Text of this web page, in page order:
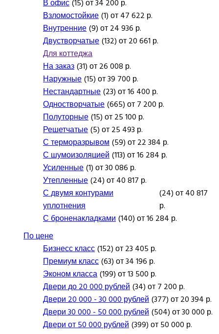
В офис(15) от 34 200 р.
Взломостойкие(1) от 47 622 р.
Внутренние(9) от 24 936 р.
Двустворчатые(132) от 20 661 р.
Для коттеджа
На заказ(31) от 26 008 р.
Наружные(15) от 39 700 р.
Нестандартные(23) от 16 400 р.
Одностворчатые(665) от 7 200 р.
Полуторные(15) от 25 100 р.
Решетчатые(5) от 25 493 р.
С терморазрывом(59) от 22 384 р.
С шумоизоляцией(113) от 16 284 р.
Усиленные(1) от 30 086 р.
Утепленные(24) от 40 817 р.
С двумя контурами
уплотнения
(24) от 40 817
р.
С броненакладками(140) от 16 284 р.
По цене
Бизнесс класс(152) от 23 405 р.
Премиум класс(63) от 34 196 р.
Эконом класса(199) от 13 500 р.
Двери до 20 000 рублей(34) от 7 200 р.
Двери 20 000 - 30 000 рублей(377) от 20 394 р.
Двери 30 000 - 50 000 рублей(504) от 30 000 р.
Двери от 50 000 рублей(399) от 50 000 р.